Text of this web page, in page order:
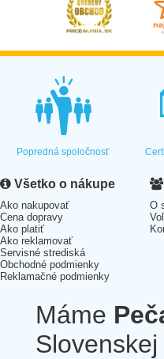
Popredná spoločnosť
Všetko o nákupe
Ako nakupovať
Cena dopravy
Ako platiť
Ako reklamovať
Servisné strediská
Obchodné podmienky
Reklamačné podmienky
O
Máme